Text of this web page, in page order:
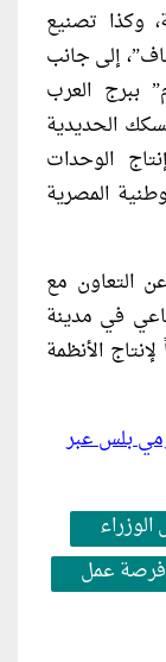
وكذا تصنيع
إلى جانب
ببرج العرب
الحديدية
الوحدات
المصرية
التعاون مع
في مدينة
على مساحة 40 فداناً لإنتاج الأنظمة
بلس عبر
فرصة عمل